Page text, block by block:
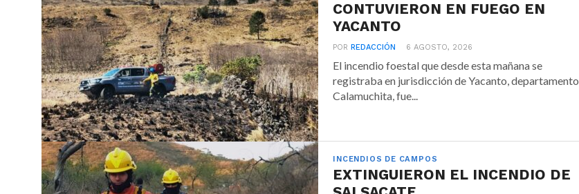
CONTUVIERON EN FUEGO EN
YACANTO
POR REDACCIÓN 6 AGOSTO, 2026
El incendio foestal que desde esta mañana se
registraba en jurisdicción de Yacanto, departamento
Calamuchita, fue...
INCENDIOS DE CAMPOS
EXTINGUIERON EL INCENDIO DE